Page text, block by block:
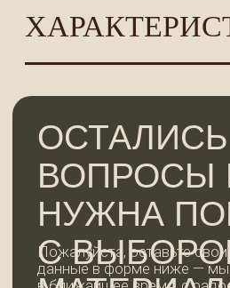
ОСТАВИТЬ ЗАЯВКУ
КОНТАКТЫ
+7 (921) 185-44-99
WhatsApp